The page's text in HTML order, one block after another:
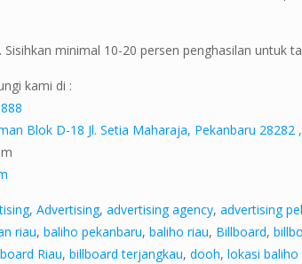
minimal 10-20 persen penghasilan untuk
kami di :
Blok D-18 Jl. Setia Maharaja, Pekanbaru 28282
, Advertising, advertising agency, advertising
riau, baliho pekanbaru, baliho riau, Billboard,
Riau, billboard terjangkau, dooh, lokasi baliho